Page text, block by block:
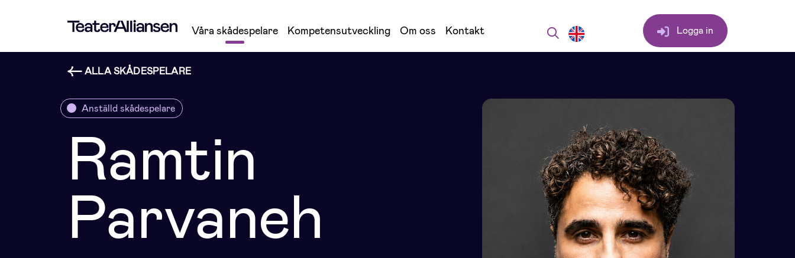
Våra skådespelare Kompetensutveckling Om oss Kontakt Logga in
ALLA SKÅDESPELARE
Anställd skådespelare
Ramtin
Parvaneh